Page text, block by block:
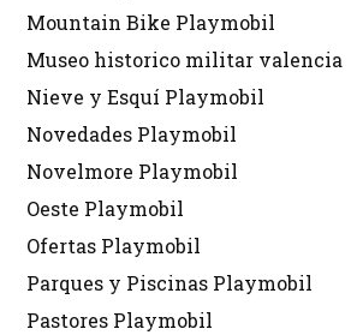
Mountain Bike Playmobil
Museo historico militar valencia
Nieve y Esquí Playmobil
Novedades Playmobil
Novelmore Playmobil
Oeste Playmobil
Ofertas Playmobil
Parques y Piscinas Playmobil
Pastores Playmobil